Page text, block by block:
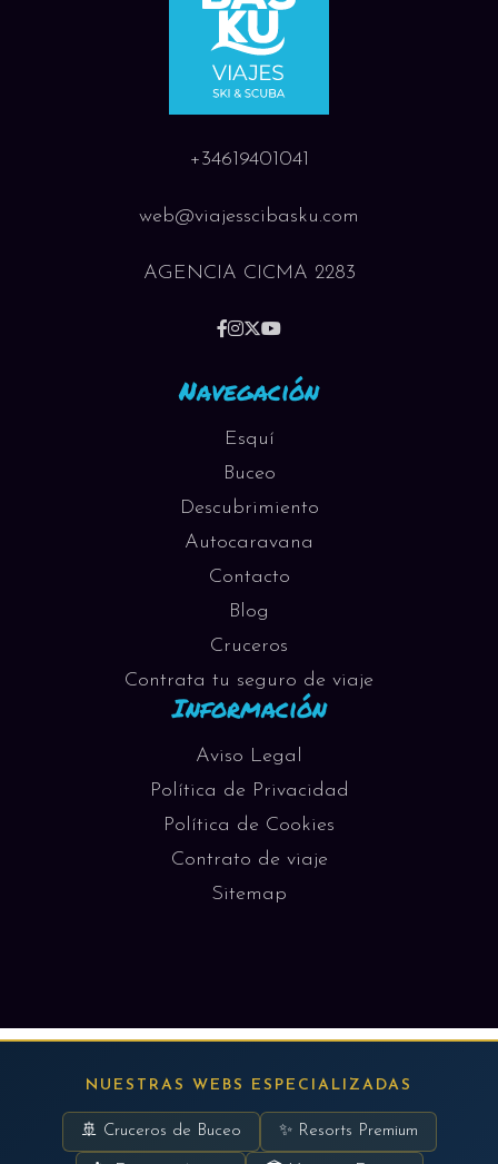
+34619401041
web@viajesscibasku.com
AGENCIA CICMA 2283
Navegación
Esquí
Buceo
Descubrimiento
Autocaravana
Contacto
Blog
Cruceros
Contrata tu seguro de viaje
Información
Aviso Legal
Política de Privacidad
Política de Cookies
Contrato de viaje
Sitemap
NUESTRAS WEBS ESPECIALIZADAS
🚢 Cruceros de Buceo ✨ Resorts Premium